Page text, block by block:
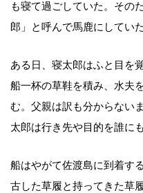
も寝て過ごしていた。その
郎」と呼んで馬鹿にしていた
ある日、寝太郎はふと目を
船一杯の草鞋を積み、水夫
む。父親は訳も分からない
太郎は行き先や目的を誰に
船はやがて佐渡島に到着す
古した草履と持ってきた草